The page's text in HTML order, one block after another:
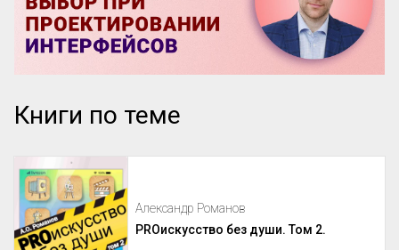
Книги по теме
Александр Романов
PROискусство без души. Том 2.